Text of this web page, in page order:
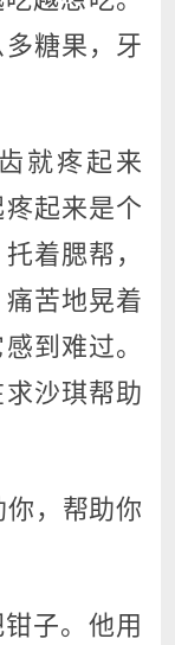
糖果，牙
就疼起来
起来是个
着腮帮，
苦地晃着
到难过。
沙琪帮助
你，帮助你
子。他用